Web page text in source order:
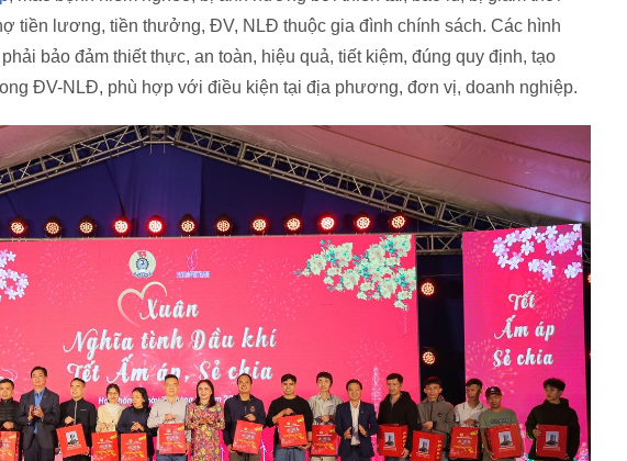
tiền lương, tiền thưởng, ĐV, NLĐ thuộc gia đình chính sách. Các hình
bảo đảm thiết thực, an toàn, hiệu quả, tiết kiệm, đúng quy định, tạo
ĐV-NLĐ, phù hợp với điều kiện tại địa phương, đơn vị, doanh nghiệp.